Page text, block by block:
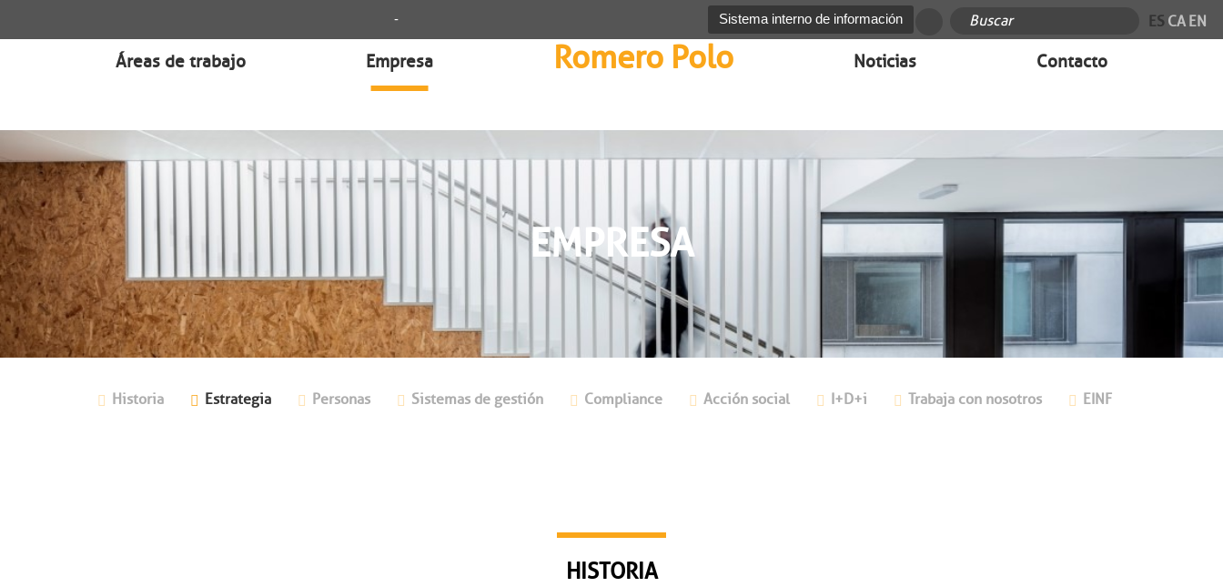
- Sistema interno de información ES CA EN
Áreas de trabajo Empresa Romero Polo Noticias Contacto
EMPRESA
Historia Estrategia Personas Sistemas de gestión Compliance Acción social I+D+i Trabaja con nosotros EINF
HISTORIA